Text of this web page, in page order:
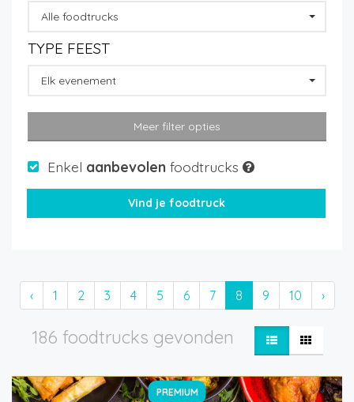
Alle foodtrucks
TYPE FEEST
Elk evenement
Meer filter opties
Enkel aanbevolen foodtrucks
‹ 1 2 3 4 5 6 7 8 9 10 ›
186 foodtrucks gevonden
PREMIUM